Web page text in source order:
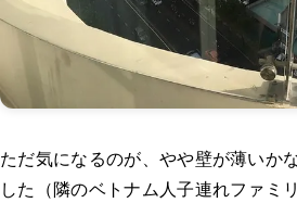
ただ気になるのが、やや壁が薄いか
した（隣のベトナム人子連れファミ